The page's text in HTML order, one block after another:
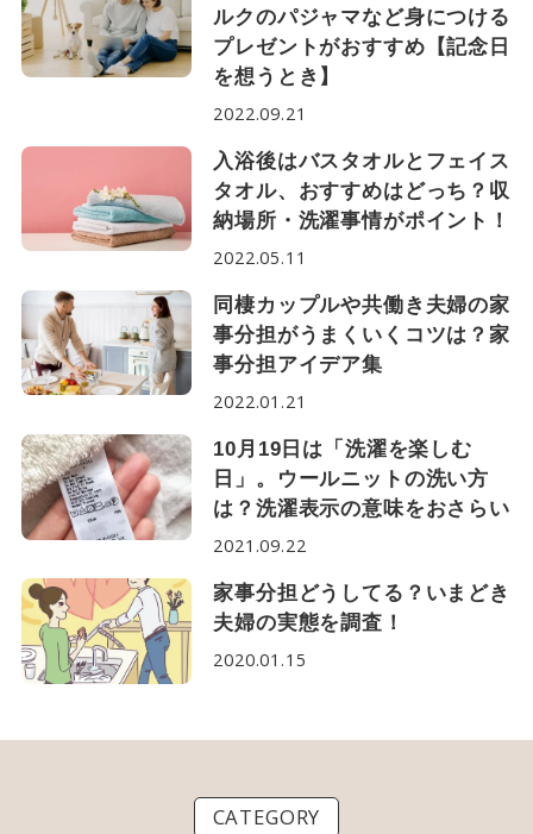
ルクのパジャマなど身につける
プレゼントがおすすめ【記念日
を想うとき】
2022.09.21
入浴後はバスタオルとフェイス
タオル、おすすめはどっち？収
納場所・洗濯事情がポイント！
2022.05.11
同棲カップルや共働き夫婦の家
事分担がうまくいくコツは？家
事分担アイデア集
2022.01.21
10月19日は「洗濯を楽しむ
日」。ウールニットの洗い方
は？洗濯表示の意味をおさらい
2021.09.22
家事分担どうしてる？いまどき
夫婦の実態を調査！
2020.01.15
CATEGORY